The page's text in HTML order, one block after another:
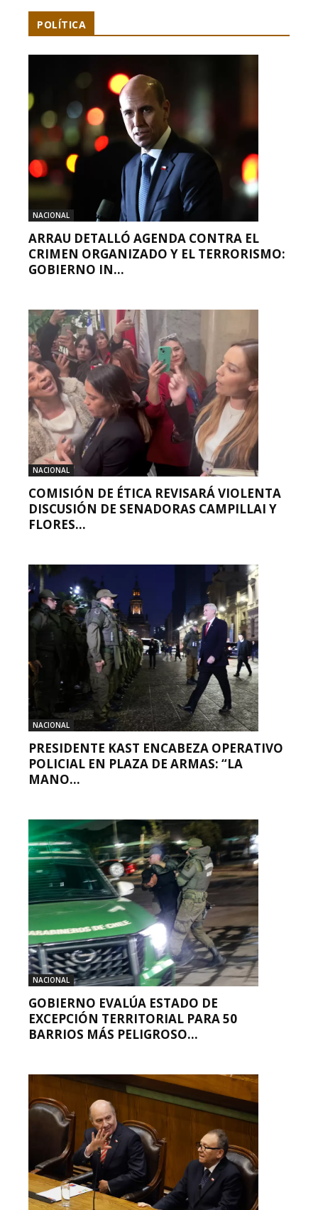
POLÍTICA
NACIONAL
ARRAU DETALLÓ AGENDA CONTRA EL
CRIMEN ORGANIZADO Y EL TERRORISMO:
GOBIERNO IN...
NACIONAL
COMISIÓN DE ÉTICA REVISARÁ VIOLENTA
DISCUSIÓN DE SENADORAS CAMPILLAI Y
FLORES...
NACIONAL
PRESIDENTE KAST ENCABEZA OPERATIVO
POLICIAL EN PLAZA DE ARMAS: “LA
MANO...
NACIONAL
GOBIERNO EVALÚA ESTADO DE
EXCEPCIÓN TERRITORIAL PARA 50
BARRIOS MÁS PELIGROSO...